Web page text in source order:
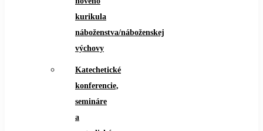
kurikula
náboženstva/náboženskej
výchovy
Katechetické
konferencie,
semináre
a